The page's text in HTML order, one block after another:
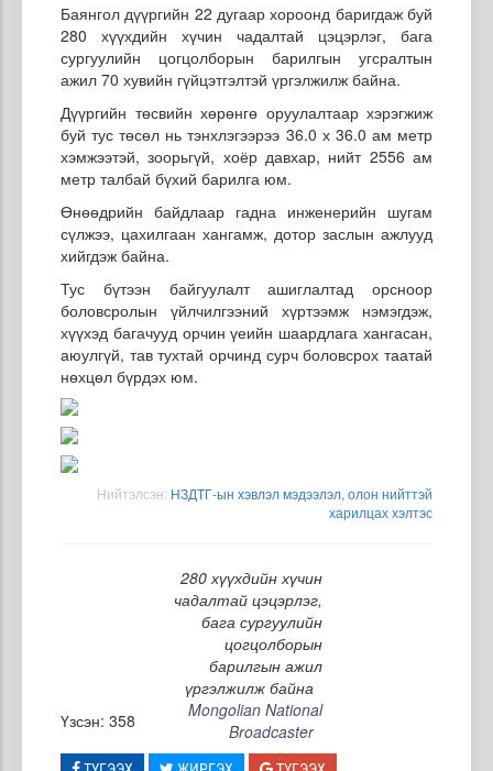
Баянгол дүүргийн 22 дугаар хороонд баригдаж буй
280 хүүхдийн хүчин чадалтай цэцэрлэг, бага
сургуулийн цогцолборын барилгын угсралтын
ажил 70 хувийн гүйцэтгэлтэй үргэлжилж байна.
Дүүргийн төсвийн хөрөнгө оруулалтаар хэрэгжиж
буй тус төсөл нь тэнхлэгээрээ 36.0 х 36.0 ам метр
хэмжээтэй, зоорьгүй, хоёр давхар, нийт 2556 ам
метр талбай бүхий барилга юм.
Өнөөдрийн байдлаар гадна инженерийн шугам
сүлжээ, цахилгаан хангамж, дотор заслын ажлууд
хийгдэж байна.
Тус бүтээн байгуулалт ашиглалтад орсноор
боловсролын үйлчилгээний хүртээмж нэмэгдэж,
хүүхэд багачууд орчин үеийн шаардлага хангасан,
аюулгүй, тав тухтай орчинд сурч боловсрох таатай
нөхцөл бүрдэх юм.
Нийтэлсэн: НЗДТГ-ын хэвлэл мэдээлэл, олон нийттэй
харилцах хэлтэс
280 хүүхдийн хүчин
чадалтай цэцэрлэг,
бага сургуулийн
цогцолборын
барилгын ажил
үргэлжилж байна
Үзсэн: 358
Mongolian National
Broadcaster